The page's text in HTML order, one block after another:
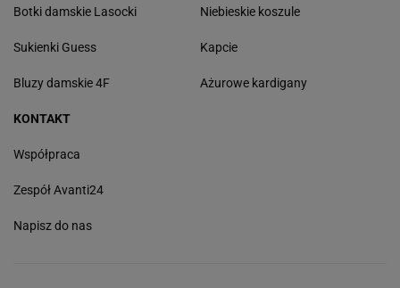
Botki damskie Lasocki
Sukienki Guess
Bluzy damskie 4F
Niebieskie koszule
Kapcie
Ażurowe kardigany
KONTAKT
Współpraca
Zespół Avanti24
Napisz do nas